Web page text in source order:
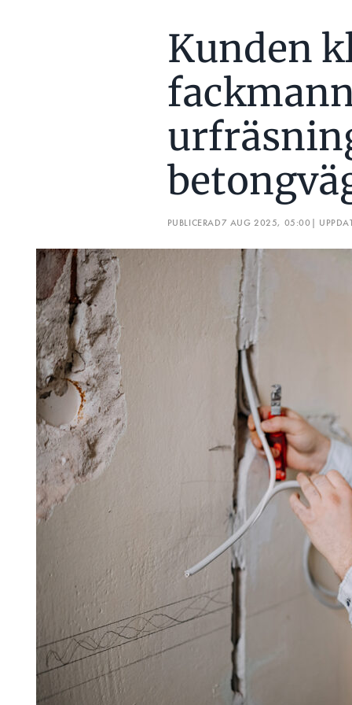
Kunden
PUBLICERAD7 AUG 2025, 05:00 |